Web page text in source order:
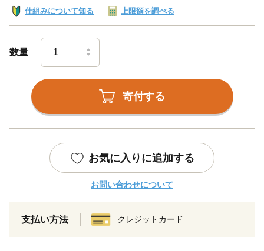
仕組みについて知る 上限額を調べる
数量
寄付する
お気に入りに追加する
お問い合わせについて
支払い方法 クレジットカード